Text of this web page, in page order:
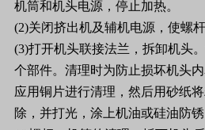
机筒和机头电源，停止加热。
(2)关闭挤出机及辅机电源，使螺
(3)打开机头联接法兰，拆卸机头
个部件。清理时为防止损坏机头
应用铜片进行清理，然后用砂纸
除，并打光，涂上机油或硅油防锈